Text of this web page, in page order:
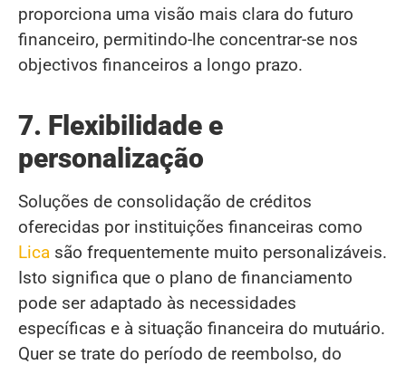
proporciona uma visão mais clara do futuro
financeiro, permitindo-lhe concentrar-se nos
objectivos financeiros a longo prazo.
7. Flexibilidade e
personalização
Soluções de consolidação de créditos
oferecidas por instituições financeiras como
Lica são frequentemente muito personalizáveis.
Isto significa que o plano de financiamento
pode ser adaptado às necessidades
específicas e à situação financeira do mutuário.
Quer se trate do período de reembolso, do